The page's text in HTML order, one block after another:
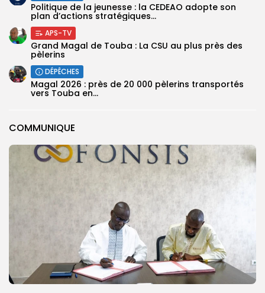
COMMUNIQUE
Politique de la jeunesse : la CEDEAO adopte son
plan d’actions stratégiques...
APS-TV
Grand Magal de Touba : La CSU au plus près des
pèlerins
DÉPÊCHES
Magal 2026 : près de 20 000 pèlerins transportés
vers Touba en...